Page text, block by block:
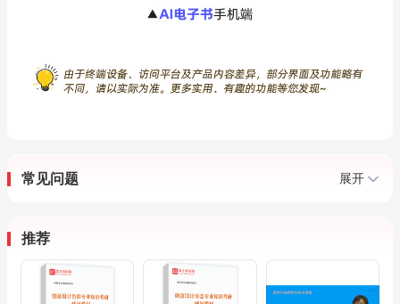
常见问题 展开
推荐